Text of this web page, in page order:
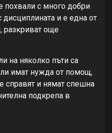
похвали с много добри
и е една от
разкриват още
на няколко пъти са
имат нужда от помощ,
справят и нямат спешна
подкрепа в